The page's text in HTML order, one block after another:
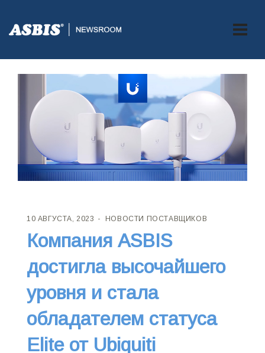
10 АВГУСТА, 2023 НОВОСТИ ПОСТАВЩИКОВ
Компания ASBIS
достигла высочайшего
уровня и стала
обладателем статуса
Elite от Ubiquiti